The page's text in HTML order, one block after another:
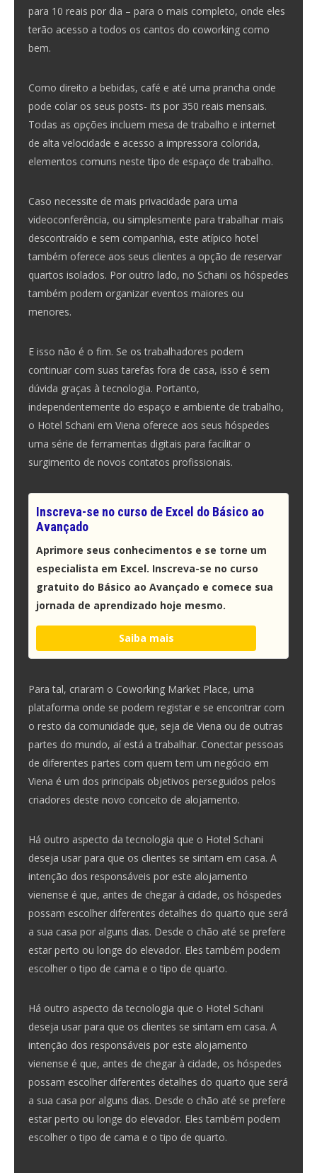
para 10 reais por dia – para o mais completo, onde eles
terão acesso a todos os cantos do coworking como
bem.
Como direito a bebidas, café e até uma prancha onde
pode colar os seus posts- its por 350 reais mensais.
Todas as opções incluem mesa de trabalho e internet
de alta velocidade e acesso a impressora colorida,
elementos comuns neste tipo de espaço de trabalho.
Caso necessite de mais privacidade para uma
videoconferência, ou simplesmente para trabalhar mais
descontraído e sem companhia, este atípico hotel
também oferece aos seus clientes a opção de reservar
quartos isolados. Por outro lado, no Schani os hóspedes
também podem organizar eventos maiores ou
menores.
E isso não é o fim. Se os trabalhadores podem
continuar com suas tarefas fora de casa, isso é sem
dúvida graças à tecnologia. Portanto,
independentemente do espaço e ambiente de trabalho,
o Hotel Schani em Viena oferece aos seus hóspedes
uma série de ferramentas digitais para facilitar o
surgimento de novos contatos profissionais.
Inscreva-se no curso de Excel do Básico ao
Avançado
Aprimore seus conhecimentos e se torne um
especialista em Excel. Inscreva-se no curso
gratuito do Básico ao Avançado e comece sua
jornada de aprendizado hoje mesmo.
Saiba mais
Para tal, criaram o Coworking Market Place, uma
plataforma onde se podem registar e se encontrar com
o resto da comunidade que, seja de Viena ou de outras
partes do mundo, aí está a trabalhar. Conectar pessoas
de diferentes partes com quem tem um negócio em
Viena é um dos principais objetivos perseguidos pelos
criadores deste novo conceito de alojamento.
Há outro aspecto da tecnologia que o Hotel Schani
deseja usar para que os clientes se sintam em casa. A
intenção dos responsáveis ​​por este alojamento
vienense é que, antes de chegar à cidade, os hóspedes
possam escolher diferentes detalhes do quarto que será
a sua casa por alguns dias. Desde o chão até se prefere
estar perto ou longe do elevador. Eles também podem
escolher o tipo de cama e o tipo de quarto.
Há outro aspecto da tecnologia que o Hotel Schani
deseja usar para que os clientes se sintam em casa. A
intenção dos responsáveis ​​por este alojamento
vienense é que, antes de chegar à cidade, os hóspedes
possam escolher diferentes detalhes do quarto que será
a sua casa por alguns dias. Desde o chão até se prefere
estar perto ou longe do elevador. Eles também podem
escolher o tipo de cama e o tipo de quarto.